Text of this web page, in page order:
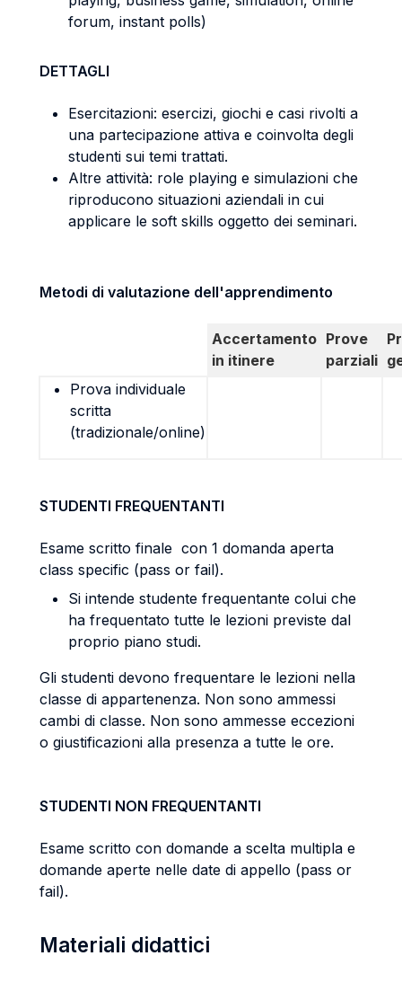
forum, instant polls)
DETTAGLI
Esercitazioni: esercizi, giochi e casi rivolti a
una partecipazione attiva e coinvolta degli
studenti sui temi trattati.
Altre attività: role playing e simulazioni che
riproducono situazioni aziendali in cui
applicare le soft skills oggetto dei seminari.
Metodi di valutazione dell'apprendimento
Accertamento
in itinere
Prove
parziali
Prova individuale
scritta
(tradizionale/online)
STUDENTI FREQUENTANTI
Esame scritto finale con 1 domanda aperta
class specific (pass or fail).
Si intende studente frequentante colui che
ha frequentato tutte le lezioni previste dal
proprio piano studi.
Gli studenti devono frequentare le lezioni nella
classe di appartenenza. Non sono ammessi
cambi di classe. Non sono ammesse eccezioni
o giustificazioni alla presenza a tutte le ore.
STUDENTI NON FREQUENTANTI
Esame scritto con domande a scelta multipla e
domande aperte nelle date di appello (pass or
fail).
Materiali didattici